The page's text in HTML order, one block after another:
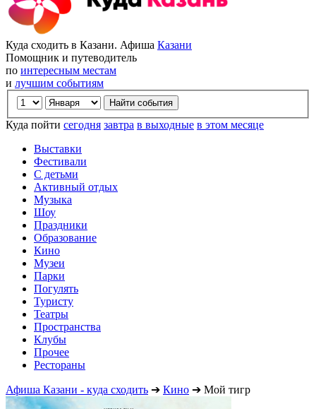
Куда сходить в Казани. Афиша Казани
Помощник и путеводитель
по интересным местам
и лучшим событиям
Куда пойти сегодня завтра в выходные в этом месяце
Выставки
Фестивали
С детьми
Активный отдых
Музыка
Шоу
Праздники
Образование
Кино
Музеи
Парки
Погулять
Туристу
Театры
Пространства
Клубы
Прочее
Рестораны
Афиша Казани - куда сходить ➔ Кино ➔ Мой тигр